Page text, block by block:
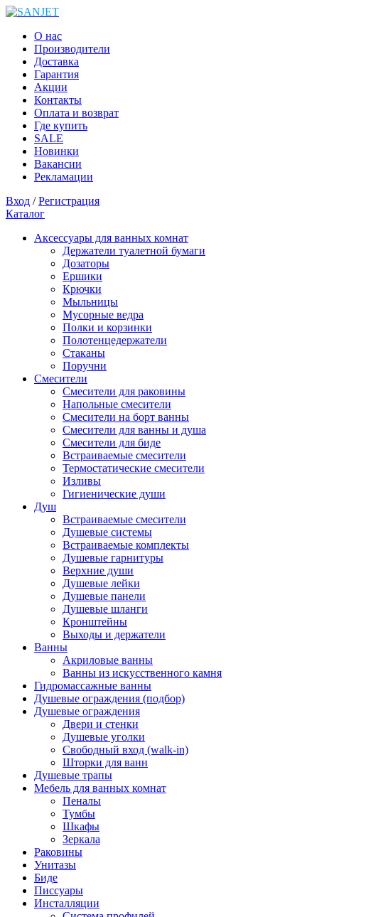
О нас
Производители
Доставка
Гарантия
Акции
Контакты
Оплата и возврат
Где купить
SALE
Новинки
Вакансии
Рекламации
Вход /Регистрация
Каталог
Аксессуары для ванных комнат
Держатели туалетной бумаги
Дозаторы
Ершики
Крючки
Мыльницы
Мусорные ведра
Полки и корзинки
Полотенцедержатели
Стаканы
Поручни
Смесители
Смесители для раковины
Напольные смесители
Смесители на борт ванны
Смесители для ванны и душа
Смесители для биде
Встраиваемые смесители
Термостатические смесители
Изливы
Гигиенические души
Душ
Встраиваемые смесители
Душевые системы
Встраиваемые комплекты
Душевые гарнитуры
Верхние души
Душевые лейки
Душевые панели
Душевые шланги
Кронштейны
Выходы и держатели
Ванны
Акриловые ванны
Ванны из искусственного камня
Гидромассажные ванны
Душевые ограждения (подбор)
Душевые ограждения
Двери и стенки
Душевые уголки
Свободный вход (walk-in)
Шторки для ванн
Душевые трапы
Мебель для ванных комнат
Пеналы
Тумбы
Шкафы
Зеркала
Раковины
Унитазы
Биде
Писсуары
Инсталляции